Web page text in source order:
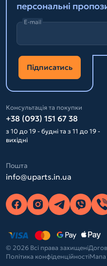
персональні
E-mail
Підписатись
Консультація та покупки
+38 (093) 151 67 38
з 10 до 19 - будні та з 11 до 19 -
вихідні
Пошта
info@uparts.in.ua
© 2026 Всі права захищені
Політика конфіденційностіМапа